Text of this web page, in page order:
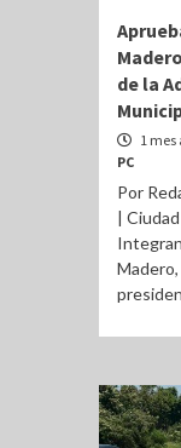
de la
1 mes
PC
Por
|